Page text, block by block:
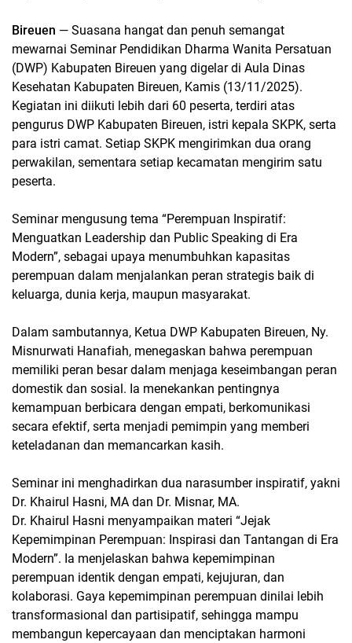
Bireuen — Suasana hangat dan penuh semangat
mewarnai Seminar Pendidikan Dharma Wanita Persatuan
(DWP) Kabupaten Bireuen yang digelar di Aula Dinas
Kesehatan Kabupaten Bireuen, Kamis (13/11/2025).
Kegiatan ini diikuti lebih dari 60 peserta, terdiri atas
pengurus DWP Kabupaten Bireuen, istri kepala SKPK, serta
para istri camat. Setiap SKPK mengirimkan dua orang
perwakilan, sementara setiap kecamatan mengirim satu
peserta.
Seminar mengusung tema “Perempuan Inspiratif:
Menguatkan Leadership dan Public Speaking di Era
Modern”, sebagai upaya menumbuhkan kapasitas
perempuan dalam menjalankan peran strategis baik di
keluarga, dunia kerja, maupun masyarakat.
Dalam sambutannya, Ketua DWP Kabupaten Bireuen, Ny.
Misnurwati Hanafiah, menegaskan bahwa perempuan
memiliki peran besar dalam menjaga keseimbangan peran
domestik dan sosial. Ia menekankan pentingnya
kemampuan berbicara dengan empati, berkomunikasi
secara efektif, serta menjadi pemimpin yang memberi
keteladanan dan memancarkan kasih.
Seminar ini menghadirkan dua narasumber inspiratif, yakni
Dr. Khairul Hasni, MA dan Dr. Misnar, MA.
Dr. Khairul Hasni menyampaikan materi “Jejak
Kepemimpinan Perempuan: Inspirasi dan Tantangan di Era
Modern”. Ia menjelaskan bahwa kepemimpinan
perempuan identik dengan empati, kejujuran, dan
kolaborasi. Gaya kepemimpinan perempuan dinilai lebih
transformasional dan partisipatif, sehingga mampu
membangun kepercayaan dan menciptakan harmoni